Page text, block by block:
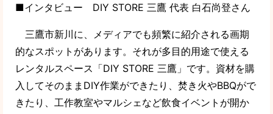
■インタビュー DIY STORE 三鷹 代表 白石尚登さん
三鷹市新川に、メディアでも頻繁に紹介される画期
的なスポットがあります。それが多目的用途で使える
レンタルスペース「DIY STORE 三鷹」です。資材を購
入してそのままDIY作業ができたり、焚き火やBBQがで
きたり、工作教室やマルシェなど飲食イベントが開か